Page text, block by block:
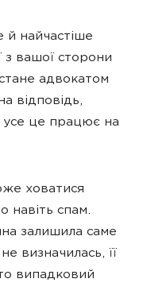
й найчастіше
з вашої сторони
адвокатом
відповідь,
усе це працює на
ховатися
навіть спам.
залишила саме
визначилась, її
випадковий